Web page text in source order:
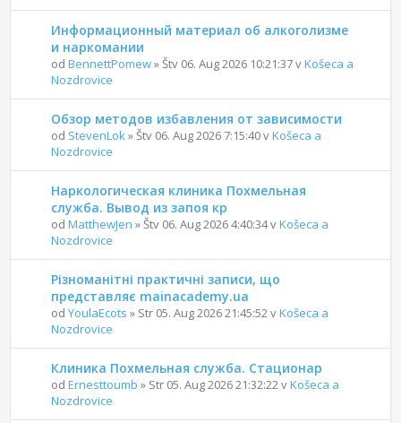
Информационный материал об алкоголизме
и наркомании
odBennettPomew» Štv 06. Aug 2026 10:21:37 vKošeca a
Nozdrovice
Обзор методов избавления от зависимости
od StevenLok » Štv 06. Aug 2026 7:15:40 vKošeca a
Nozdrovice
Наркологическая клиника Похмельная
служба. Вывод из запоя кр
odMatthewJen » Štv 06. Aug 2026 4:40:34 vKošeca a
Nozdrovice
Різноманітні практичні записи, що
представляє mainacademy.ua
odYoulaEcots » Str 05. Aug 2026 21:45:52 vKošeca a
Nozdrovice
Клиника Похмельная служба. Стационар
odErnesttoumb » Str 05. Aug 2026 21:32:22 vKošeca a
Nozdrovice